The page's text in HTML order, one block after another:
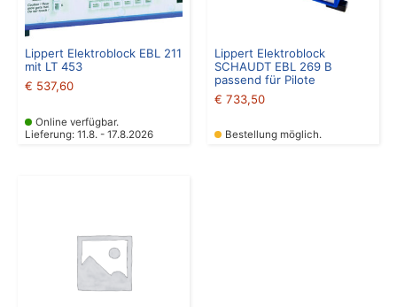
Lippert Elektroblock EBL 211
mit LT 453
€ 537,60
Online verfügbar.
Lieferung: 11.8. - 17.8.2026
Lippert Elektroblock
SCHAUDT EBL 269 B
passend für Pilote
€ 733,50
Bestellung möglich.